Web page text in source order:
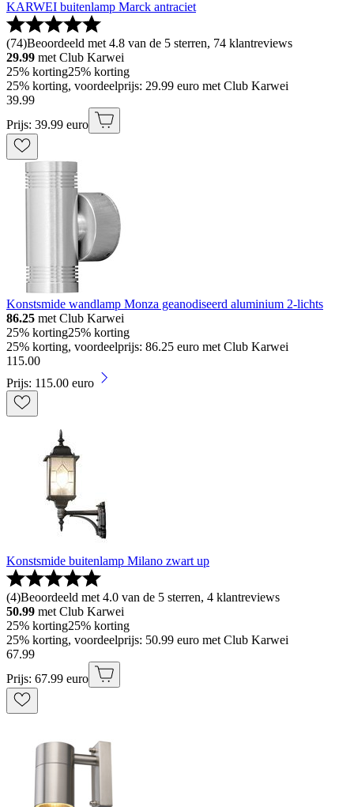
KARWEI buitenlamp Marck antraciet
(74)Beoordeeld met 4.8 van de 5 sterren, 74 klantreviews
29.99 met Club Karwei
25% korting25% korting
25% korting, voordeelprijs: 29.99 euro met Club Karwei
39.99
Prijs: 39.99 euro
Konstsmide wandlamp Monza geanodiseerd aluminium 2-lichts
86.25 met Club Karwei
25% korting25% korting
25% korting, voordeelprijs: 86.25 euro met Club Karwei
115.00
Prijs: 115.00 euro
Konstsmide buitenlamp Milano zwart up
(4)Beoordeeld met 4.0 van de 5 sterren, 4 klantreviews
50.99 met Club Karwei
25% korting25% korting
25% korting, voordeelprijs: 50.99 euro met Club Karwei
67.99
Prijs: 67.99 euro